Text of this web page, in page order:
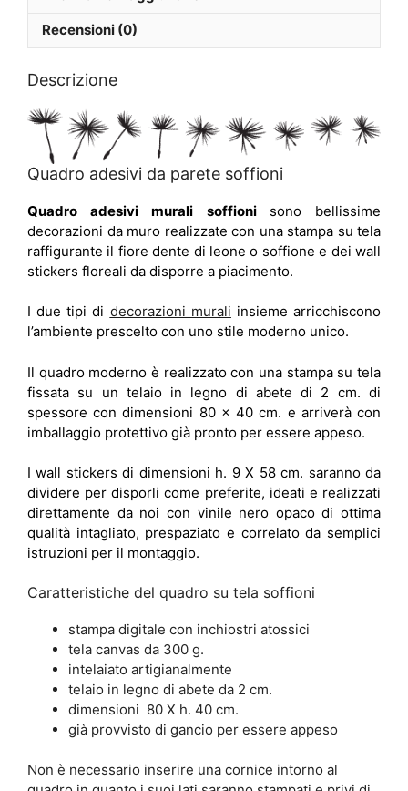
Recensioni (0)
Descrizione
Quadro adesivi da parete soffioni
Quadro adesivi murali soffioni sono bellissime
decorazioni da muro realizzate con una stampa su tela
raffigurante il fiore dente di leone o soffione e dei wall
stickers floreali da disporre a piacimento.
I due tipi di decorazioni murali insieme arricchiscono
l’ambiente prescelto con uno stile moderno unico.
Il quadro moderno è realizzato con una stampa su tela
fissata su un telaio in legno di abete di 2 cm. di
spessore con dimensioni 80 x 40 cm. e arriverà con
imballaggio protettivo già pronto per essere appeso.
I wall stickers di dimensioni h. 9 X 58 cm. saranno da
dividere per disporli come preferite, ideati e realizzati
direttamente da noi con vinile nero opaco di ottima
qualità intagliato, prespaziato e correlato da semplici
istruzioni per il montaggio.
Caratteristiche del quadro su tela soffioni
stampa digitale con inchiostri atossici
tela canvas da 300 g.
intelaiato artigianalmente
telaio in legno di abete da 2 cm.
dimensioni 80 X h. 40 cm.
già provvisto di gancio per essere appeso
Non è necessario inserire una cornice intorno al